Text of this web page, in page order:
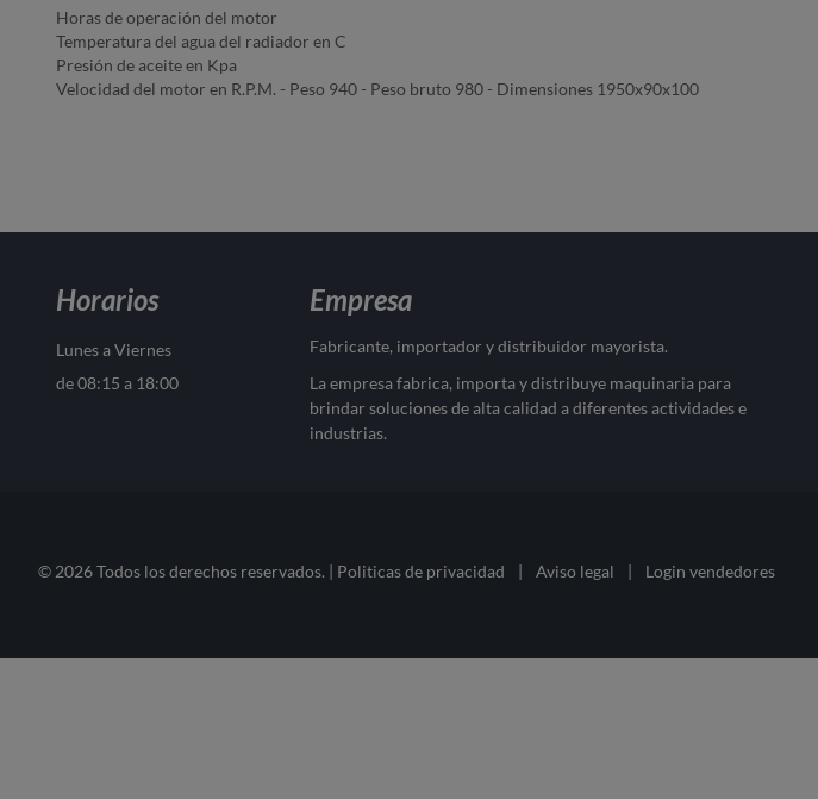
Horas de operación del motor
Temperatura del agua del radiador en C
Presión de aceite en Kpa
Velocidad del motor en R.P.M. - Peso 940 - Peso bruto 980 - Dimensiones 1950x90x100
Horarios
Lunes a Viernes
de 08:15 a 18:00
Empresa
Fabricante, importador y distribuidor mayorista.
La empresa fabrica, importa y distribuye maquinaria para
brindar soluciones de alta calidad a diferentes actividades e
industrias.
© 2026 Todos los derechos reservados. | Politicas de privacidad | Aviso legal | Login vendedores